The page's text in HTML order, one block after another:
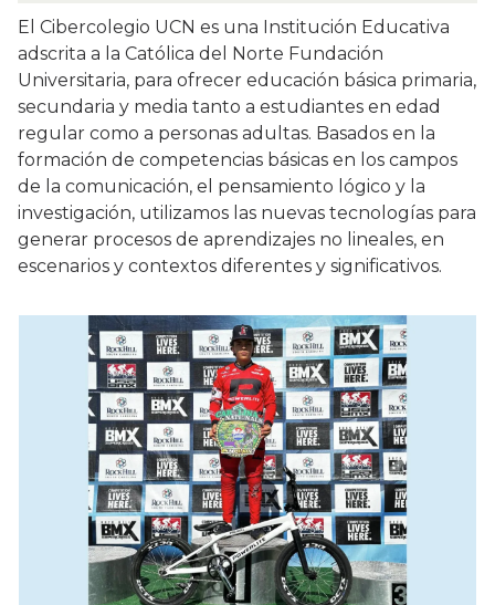
El Cibercolegio UCN es una Institución Educativa
adscrita a la Católica del Norte Fundación
Universitaria, para ofrecer educación básica primaria,
secundaria y media tanto a estudiantes en edad
regular como a personas adultas. Basados en la
formación de competencias básicas en los campos
de la comunicación, el pensamiento lógico y la
investigación, utilizamos las nuevas tecnologías para
generar procesos de aprendizajes no lineales, en
escenarios y contextos diferentes y significativos.